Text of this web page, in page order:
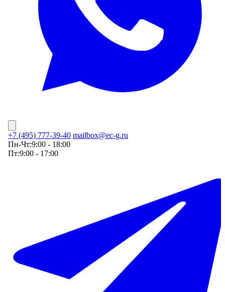
+7 (495) 777-39-40 mailbox@ec-g.ru
Пн-Чт:9:00 - 18:00
Пт:9:00 - 17:00